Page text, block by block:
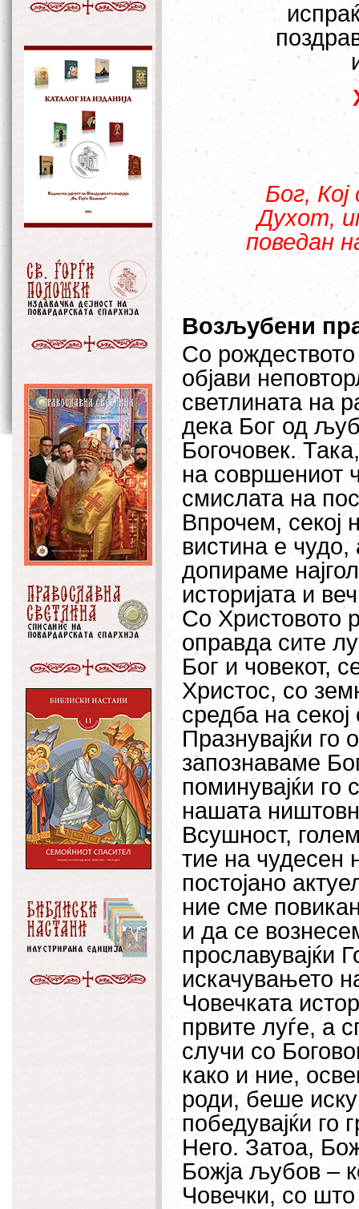
Бог,
Духот,
поведан
Возљубени
Со
објави
светлината на
дека Бог од
Богочовек.
на совршениот
смислата на
Впрочем, секој
вистина е чудо,
допираме
историјата и
Со Христовото
оправда сите
Бог и човекот,
Христос, со
средба на
Празнувајќи го
запознаваме
поминувајќи го
нашата
Всушност,
тие на чудесен
постојано
ние сме
и да се
прославувајќи
искачувањето
Човечката
првите луѓе, а
случи со
како и ние,
роди, беше
победувајќи го
Него. Затоа,
Божја љубов –
Човечки, со